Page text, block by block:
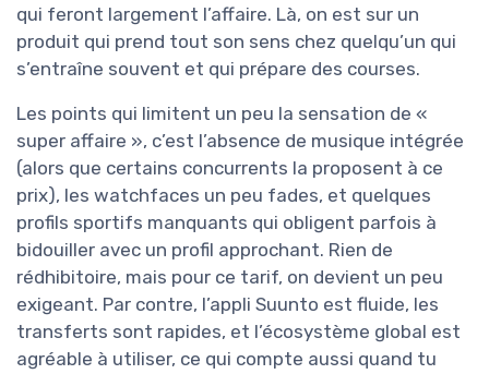
qui feront largement l’affaire. Là, on est sur un
produit qui prend tout son sens chez quelqu’un qui
s’entraîne souvent et qui prépare des courses.
Les points qui limitent un peu la sensation de «
super affaire », c’est l’absence de musique intégrée
(alors que certains concurrents la proposent à ce
prix), les watchfaces un peu fades, et quelques
profils sportifs manquants qui obligent parfois à
bidouiller avec un profil approchant. Rien de
rédhibitoire, mais pour ce tarif, on devient un peu
exigeant. Par contre, l’appli Suunto est fluide, les
transferts sont rapides, et l’écosystème global est
agréable à utiliser, ce qui compte aussi quand tu